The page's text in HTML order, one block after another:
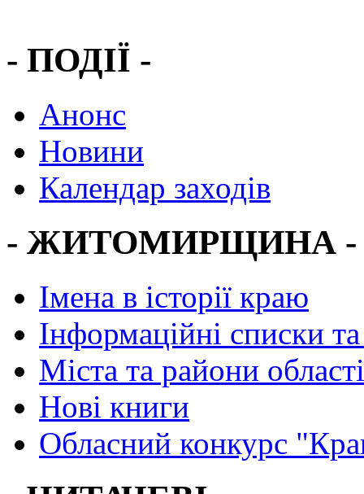
- ПОДІЇ -
Анонс
Новини
Календар заходів
- ЖИТОМИРЩИНА -
Імена в історії краю
Інформаційні списки
Міста та райони області
Нові книги
Обласний конкурс